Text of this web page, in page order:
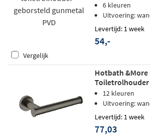
6 kleuren
Uitvoering:
Levertijd: 1 week
54,-
Vergelijk
Hotbath &More
Toiletrolhouder
12 kleuren
Uitvoering:
Levertijd: 1 week
77,03